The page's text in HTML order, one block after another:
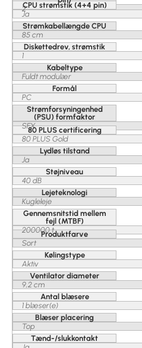
2
CPU strømstik (4+4 pin)
Ja
Strømkabellængde CPU
85 cm
Diskettedrev, strømstik
1
Kabeltype
Fuldt modulær
Formål
PC
Strømforsyningenhed
(PSU) formfaktor
SFX80 PLUS certificering
80 PLUS Gold
Lydløs tilstand
Ja
Støjniveau
40 dB
Lejeteknologi
Kugleleje
Gennemsnitstid mellem
fejl (MTBF)
200000 tProduktfarve
Sort
Kølingstype
Aktiv
Ventilator diameter
9,2 cm
Antal blæsere
1 blæser(e)
Blæser placering
Top
Tænd-/slukkontakt